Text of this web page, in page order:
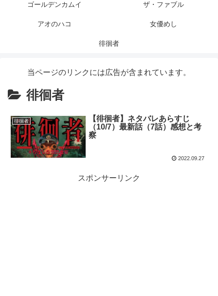
ゴールデンカムイ ザ・ファブル
アオのハコ 女優めし
徘徊者
当ページのリンクには広告が含まれています。
徘徊者
徘徊者
【徘徊者】ネタバレあらすじ
（10/7）最新話（7話）感想と考
察
2022.09.27
スポンサーリンク